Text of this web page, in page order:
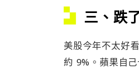
三、跌
美股今年不太好
約 9%。蘋果自